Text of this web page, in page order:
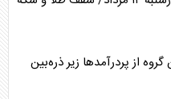
از پردرآمد‌ها زیر ذره‌بین